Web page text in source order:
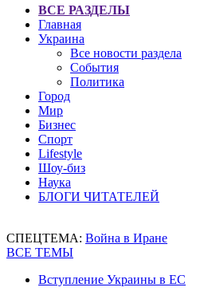
ВСЕ РАЗДЕЛЫ
Главная
Украина
Все новости раздела
События
Политика
Город
Мир
Бизнес
Спорт
Lifestyle
Шоу-биз
Наука
БЛОГИ ЧИТАТЕЛЕЙ
СПЕЦТЕМА: Война в Иране
ВСЕ ТЕМЫ
Вступление Украины в ЕС